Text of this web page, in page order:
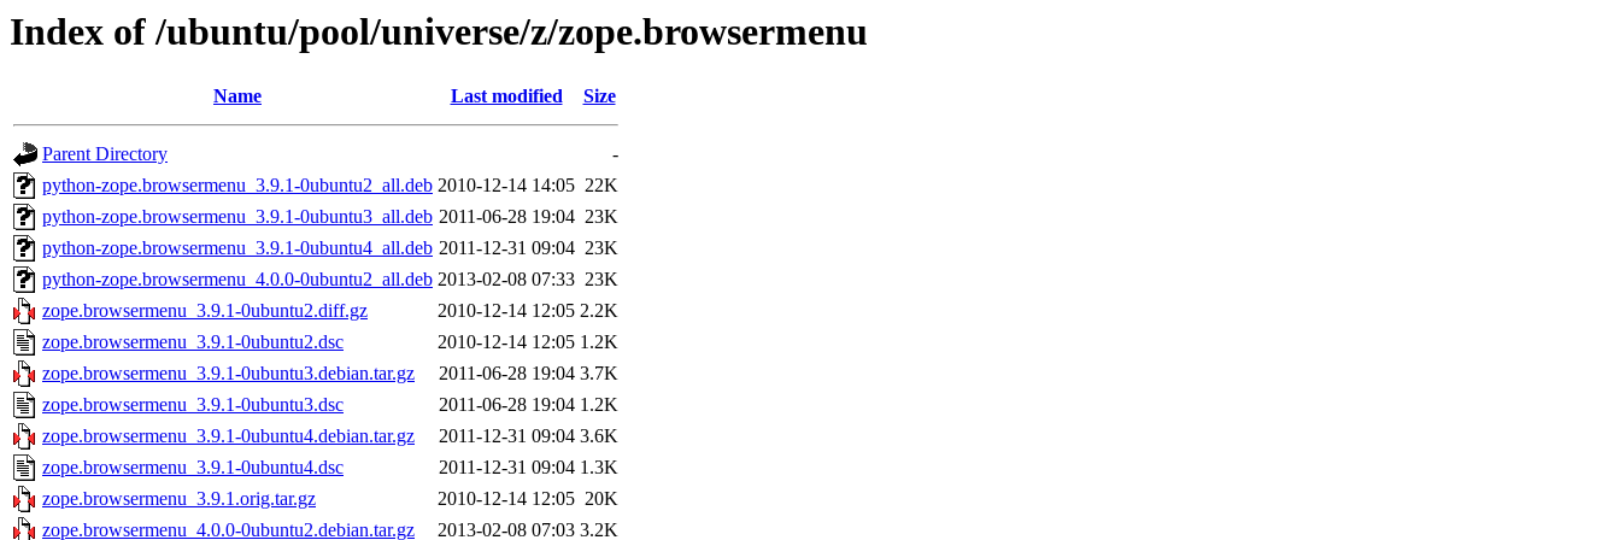
Index of /ubuntu/pool/universe/z/zope.browsermenu
Name Last modified Size
Parent Directory
-
python-zope.browsermenu_3.9.1-0ubuntu2_all.deb 2010-12-14 14:05 22K
python-zope.browsermenu_3.9.1-0ubuntu3_all.deb 2011-06-28 19:04 23K
python-zope.browsermenu_3.9.1-0ubuntu4_all.deb 2011-12-31 09:04 23K
python-zope.browsermenu_4.0.0-0ubuntu2_all.deb 2013-02-08 07:33 23K
zope.browsermenu_3.9.1-0ubuntu2.diff.gz
2010-12-14 12:05 2.2K
zope.browsermenu_3.9.1-0ubuntu2.dsc
2010-12-14 12:05 1.2K
zope.browsermenu_3.9.1-0ubuntu3.debian.tar.gz
2011-06-28 19:04 3.7K
zope.browsermenu_3.9.1-0ubuntu3.dsc
2011-06-28 19:04 1.2K
zope.browsermenu_3.9.1-0ubuntu4.debian.tar.gz
2011-12-31 09:04 3.6K
zope.browsermenu_3.9.1-0ubuntu4.dsc
2011-12-31 09:04 1.3K
zope.browsermenu_3.9.1.orig.tar.gz
2010-12-14 12:05 20K
zope.browsermenu_4.0.0-0ubuntu2.debian.tar.gz
2013-02-08 07:03 3.2K